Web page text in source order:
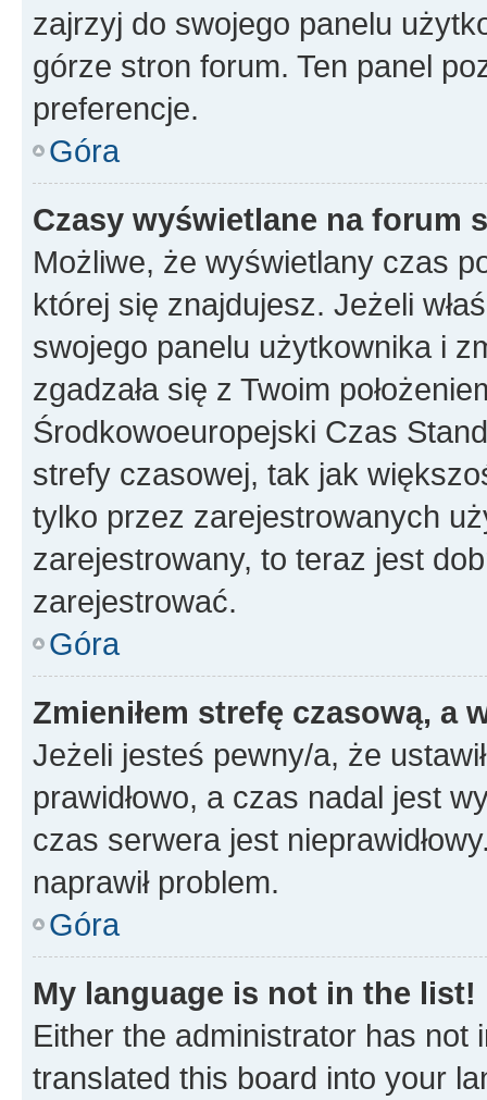
zajrzyj do swojego panelu
górze stron forum. Ten panel
preferencje.
Góra
Czasy wyświetlane na forum
Możliwe, że wyświetlany czas
której się znajdujesz. Jeżeli
swojego panelu użytkownika i
zgadzała się z Twoim
Środkowoeuropejski Czas
strefy czasowej, tak jak
tylko przez zarejestrowanych
zarejestrowany, to teraz jest
zarejestrować.
Góra
Zmieniłem strefę czasową, a
Jeżeli jesteś pewny/a, że
prawidłowo, a czas nadal jest
czas serwera jest
naprawił problem.
Góra
My language is not in the list!
Either the administrator has not
translated this board into your